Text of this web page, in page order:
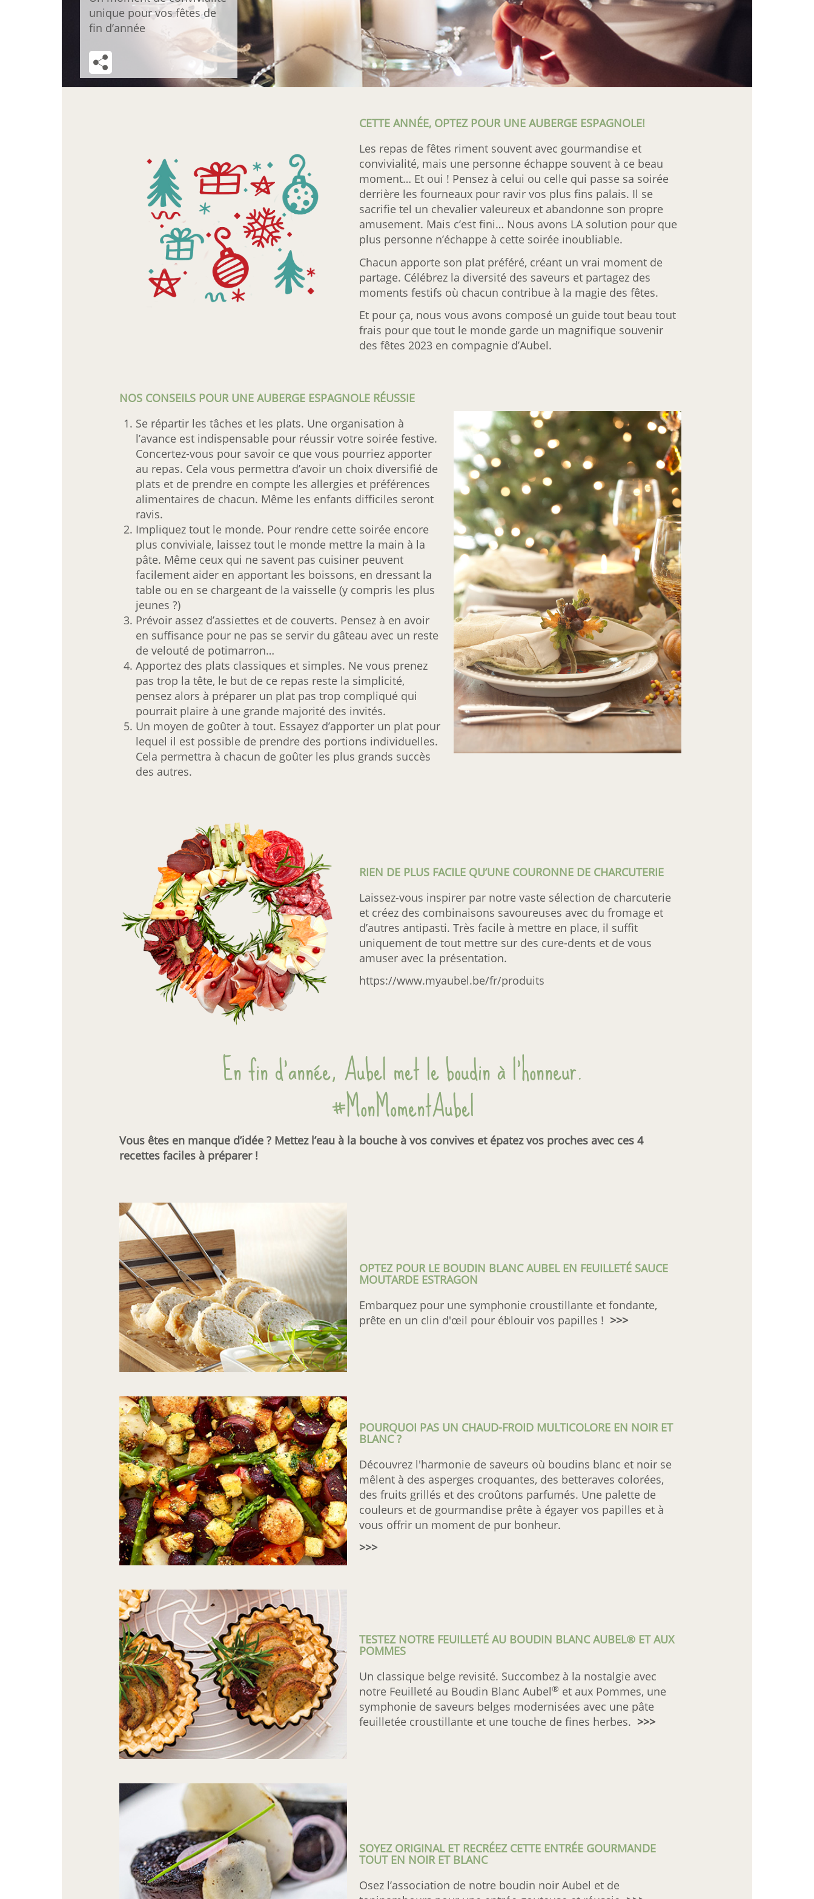
unique pour vos fêtes de
fin d’année
CETTE ANNÉE, OPTEZ POUR UNE AUBERGE ESPAGNOLE!
Les repas de fêtes riment souvent avec gourmandise et
convivialité, mais une personne échappe souvent à ce beau
moment… Et oui ! Pensez à celui ou celle qui passe sa soirée
derrière les fourneaux pour ravir vos plus fins palais. Il se
sacrifie tel un chevalier valeureux et abandonne son propre
amusement. Mais c’est fini… Nous avons LA solution pour que
plus personne n’échappe à cette soirée inoubliable.
Chacun apporte son plat préféré, créant un vrai moment de
partage. Célébrez la diversité des saveurs et partagez des
moments festifs où chacun contribue à la magie des fêtes.
Et pour ça, nous vous avons composé un guide tout beau tout
frais pour que tout le monde garde un magnifique souvenir
des fêtes 2023 en compagnie d’Aubel.
NOS CONSEILS POUR UNE AUBERGE ESPAGNOLE RÉUSSIE
Se répartir les tâches et les plats. Une organisation à
l’avance est indispensable pour réussir votre soirée festive.
Concertez-vous pour savoir ce que vous pourriez apporter
au repas. Cela vous permettra d’avoir un choix diversifié de
plats et de prendre en compte les allergies et préférences
alimentaires de chacun. Même les enfants difficiles seront
ravis.
Impliquez tout le monde. Pour rendre cette soirée encore
plus conviviale, laissez tout le monde mettre la main à la
pâte. Même ceux qui ne savent pas cuisiner peuvent
facilement aider en apportant les boissons, en dressant la
table ou en se chargeant de la vaisselle (y compris les plus
jeunes ?)
Prévoir assez d’assiettes et de couverts. Pensez à en avoir
en suffisance pour ne pas se servir du gâteau avec un reste
de velouté de potimarron…
Apportez des plats classiques et simples. Ne vous prenez
pas trop la tête, le but de ce repas reste la simplicité,
pensez alors à préparer un plat pas trop compliqué qui
pourrait plaire à une grande majorité des invités.
Un moyen de goûter à tout. Essayez d’apporter un plat pour
lequel il est possible de prendre des portions individuelles.
Cela permettra à chacun de goûter les plus grands succès
des autres.
RIEN DE PLUS FACILE QU’UNE COURONNE DE CHARCUTERIE
Laissez-vous inspirer par notre vaste sélection de charcuterie
et créez des combinaisons savoureuses avec du fromage et
d’autres antipasti. Très facile à mettre en place, il suffit
uniquement de tout mettre sur des cure-dents et de vous
amuser avec la présentation.
https://www.myaubel.be/fr/produits
En fin d’année, Aubel met le boudin à l’honneur.
#MonMomentAubel
Vous êtes en manque d’idée ? Mettez l’eau à la bouche à vos convives et épatez vos proches avec ces 4
recettes faciles à préparer !
OPTEZ POUR LE BOUDIN BLANC AUBEL EN FEUILLETÉ SAUCE
MOUTARDE ESTRAGON
Embarquez pour une symphonie croustillante et fondante,
prête en un clin d'œil pour éblouir vos papilles ! >>>
POURQUOI PAS UN CHAUD-FROID MULTICOLORE EN NOIR ET
BLANC ?
Découvrez l'harmonie de saveurs où boudins blanc et noir se
mêlent à des asperges croquantes, des betteraves colorées,
des fruits grillés et des croûtons parfumés. Une palette de
couleurs et de gourmandise prête à égayer vos papilles et à
vous offrir un moment de pur bonheur.
>>>
TESTEZ NOTRE FEUILLETÉ AU BOUDIN BLANC AUBEL® ET AUX
POMMES
Un classique belge revisité. Succombez à la nostalgie avec
notre Feuilleté au Boudin Blanc Aubel® et aux Pommes, une
symphonie de saveurs belges modernisées avec une pâte
feuilletée croustillante et une touche de fines herbes. >>>
SOYEZ ORIGINAL ET RECRÉEZ CETTE ENTRÉE GOURMANDE
TOUT EN NOIR ET BLANC
Osez l’association de notre boudin noir Aubel et de